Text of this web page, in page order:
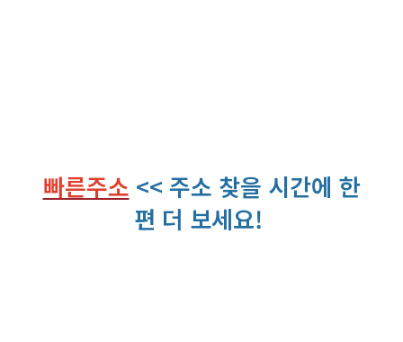
빠른주소 << 주소 찾을 시간에 한
편 더 보세요!